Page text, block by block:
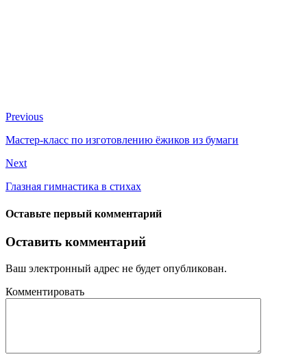
Previous
Мастер-класс по изготовлению ёжиков из бумаги
Next
Глазная гимнастика в стихах
Оставьте первый комментарий
Оставить комментарий
Ваш электронный адрес не будет опубликован.
Комментировать